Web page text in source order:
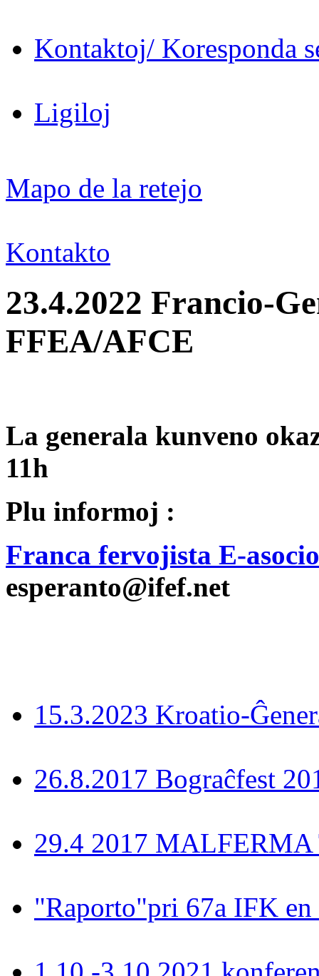
Kontaktoj/ Koresponda
Ligiloj
Mapo de la retejo
Kontakto
23.4.2022 Francio-
FFEA/AFCE
La generala kunveno
11h
Plu informoj :
Franca fervojista E-asocio
esperanto@ifef.net
15.3.2023 Kroatio-
26.8.2017 Bograĉfest
29.4 2017
"Raporto"pri 67a IFK